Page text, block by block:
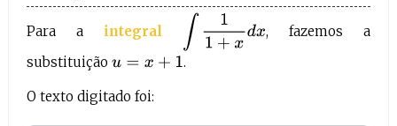
Para a integral
11+ x
, fazemos a
substituição u=x+ 1 .
O texto digitado foi: